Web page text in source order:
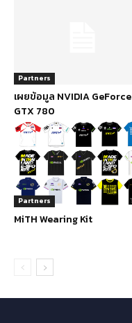
Partners
เผยข้อมูล NVIDIA GeForce
GTX 780
Partners
MiTH Wearing Kit